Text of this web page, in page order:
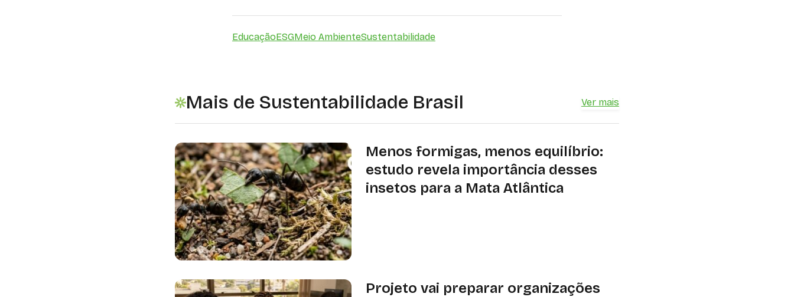
EducaçãoESGMeio AmbienteSustentabilidade
Mais de Sustentabilidade Brasil Ver mais
Menos formigas, menos equilíbrio:
estudo revela importância desses
insetos para a Mata Atlântica
Projeto vai preparar organizações